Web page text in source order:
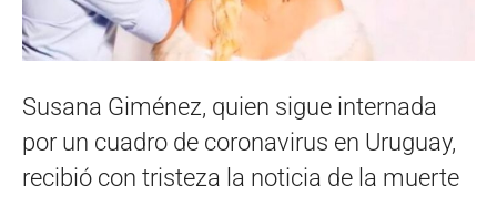
Susana Giménez, quien sigue internada
por un cuadro de coronavirus en Uruguay,
recibió con tristeza la noticia de la muerte